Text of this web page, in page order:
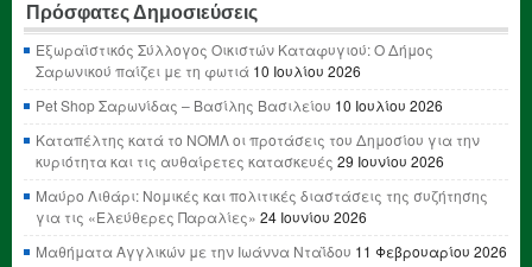
Πρόσφατες Δημοσιεύσεις
Εξωραϊστικός Σύλλογος Οικιστών Καταφυγιού: Ο Δήμος
Σαρωνικού παίζει με τη φωτιά 10 Ιουλίου 2026
Pet Shop Σαρωνίδας – Βασίλης Βασιλείου 10 Ιουλίου 2026
Καταπέλτης κατά το ΝΟΜΛ οι προτάσεις του Δημοσίου για την
κυριότητα και τις αυθαίρετες κατασκευές 29 Ιουνίου 2026
Μαύρο Λιθάρι: Νομικές και πολιτικές διαστάσεις της συζήτησης
για τις «Ελεύθερες Παραλίες» 24 Ιουνίου 2026
Μαθήματα Αγγλικών με την Ιωάννα Νταΐδου 11 Φεβρουαρίου 2026